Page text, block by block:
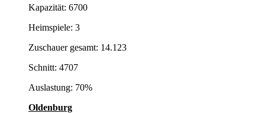
Kapazität: 6700
Heimspiele: 3
Zuschauer gesamt: 14.123
Schnitt: 4707
Auslastung: 70%
Oldenburg